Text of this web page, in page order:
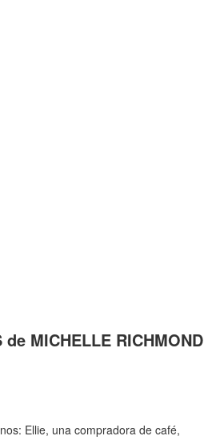
MICHELLE RICHMOND
Ellie, una compradora de café,